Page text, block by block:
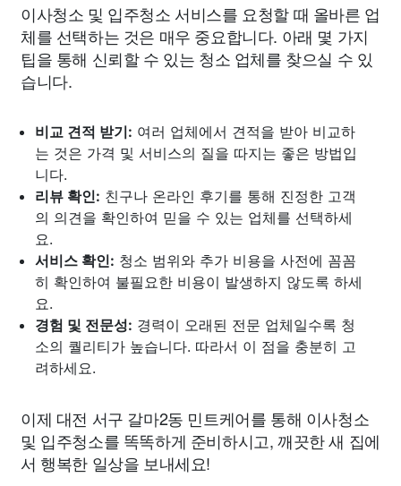
이사청소 및 입주청소 서비스를 요청할 때 올바른 업
체를 선택하는 것은 매우 중요합니다. 아래 몇 가지
팁을 통해 신뢰할 수 있는 청소 업체를 찾으실 수 있
습니다.
비교 견적 받기: 여러 업체에서 견적을 받아 비교하
는 것은 가격 및 서비스의 질을 따지는 좋은 방법입
니다.
리뷰 확인: 친구나 온라인 후기를 통해 진정한 고객
의 의견을 확인하여 믿을 수 있는 업체를 선택하세
요.
서비스 확인: 청소 범위와 추가 비용을 사전에 꼼꼼
히 확인하여 불필요한 비용이 발생하지 않도록 하세
요.
경험 및 전문성: 경력이 오래된 전문 업체일수록 청
소의 퀄리티가 높습니다. 따라서 이 점을 충분히 고
려하세요.
이제 대전 서구 갈마2동 민트케어를 통해 이사청소
및 입주청소를 똑똑하게 준비하시고, 깨끗한 새 집에
서 행복한 일상을 보내세요!